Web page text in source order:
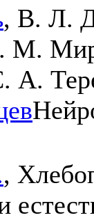
, В. Л.
М.
А.
,